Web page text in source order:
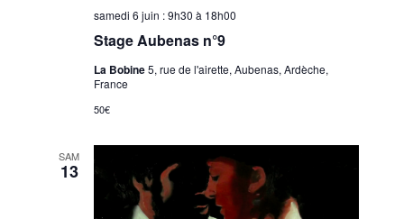
Stage Aubenas n°9
samedi 6 juin : 9h30 à 18h00
La Bobine5, rue de l'airette, Aubenas, Ardèche,
France
50€
SAM
13